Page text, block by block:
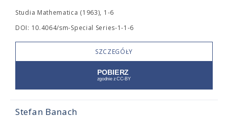
Studia Mathematica (1963), 1-6
DOI: 10.4064/sm-Special Series-1-1-6
SZCZEGÓŁY
Stefan Banach